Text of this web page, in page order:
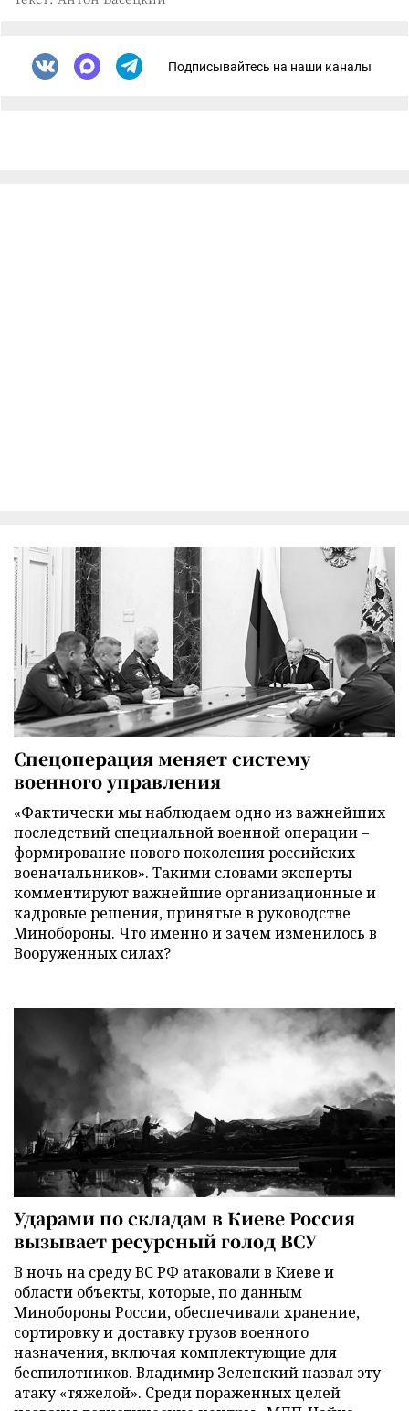
Подписывайтесь на наши каналы
Спецоперация меняет систему
военного управления
«Фактически мы наблюдаем одно из важнейших
последствий специальной военной операции –
формирование нового поколения российских
военачальников». Такими словами эксперты
комментируют важнейшие организационные и
кадровые решения, принятые в руководстве
Минобороны. Что именно и зачем изменилось в
Вооруженных силах?
Ударами по складам в Киеве Россия
вызывает ресурсный голод ВСУ
В ночь на среду ВС РФ атаковали в Киеве и
области объекты, которые, по данным
Минобороны России, обеспечивали хранение,
сортировку и доставку грузов военного
назначения, включая комплектующие для
беспилотников. Владимир Зеленский назвал эту
атаку «тяжелой». Среди пораженных целей